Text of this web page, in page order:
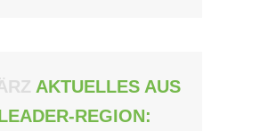
AKTUELLES AUS
REGION: